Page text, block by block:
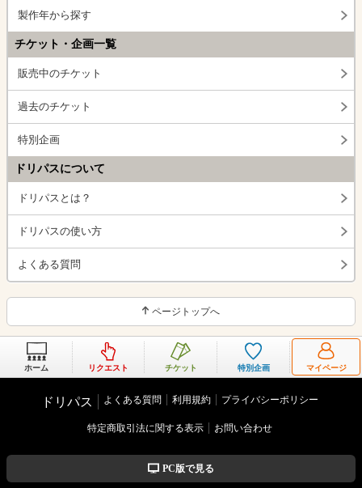
製作年から探す
チケット・企画一覧
販売中のチケット
過去のチケット
特別企画
ドリパスについて
ドリパスとは？
ドリパスの使い方
よくある質問
ページトップへ
ホーム リクエスト チケット 特別企画 マイページ
ドリパス よくある質問 利用規約 プライバシーポリシー
特定商取引法に関する表示 お問い合わせ
PC版で見る